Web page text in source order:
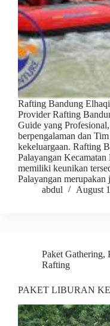
Rafting Bandung
Provider Rafting
Guide yang
berpengalaman dan
kekeluargaan. Rafting
Palayangan
memiliki keunikan
Palayangan
abdul
August
Paket Gathering,
Rafting
PAKET LIBURAN